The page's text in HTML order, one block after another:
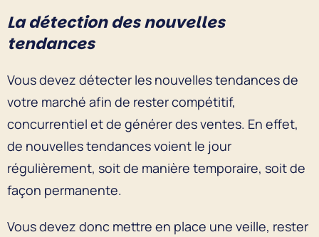
La détection des nouvelles
tendances
Vous devez détecter les nouvelles tendances de
votre marché afin de rester compétitif,
concurrentiel et de générer des ventes. En effet,
de nouvelles tendances voient le jour
régulièrement, soit de manière temporaire, soit de
façon permanente.
Vous devez donc mettre en place une veille, rester